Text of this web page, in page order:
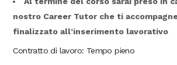
nostro Career Tutor che ti
finalizzato all’inserimento lavorativo
Contratto di lavoro: Tempo pieno